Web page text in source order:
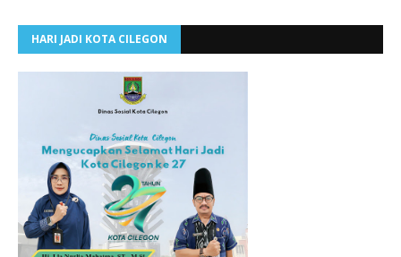
HARI JADI KOTA CILEGON